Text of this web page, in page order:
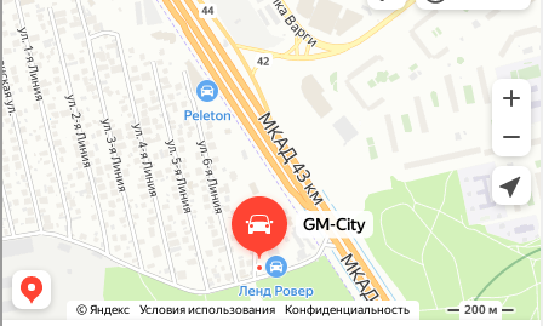
Магазин автозапчастей и автотоваров в Москве